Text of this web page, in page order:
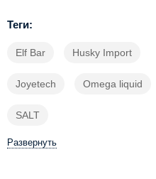
Корица
Крекеры
Круассан
Теги:
Elf Bar Husky Import
Joyetech Omega liquid
SALT
Развернуть